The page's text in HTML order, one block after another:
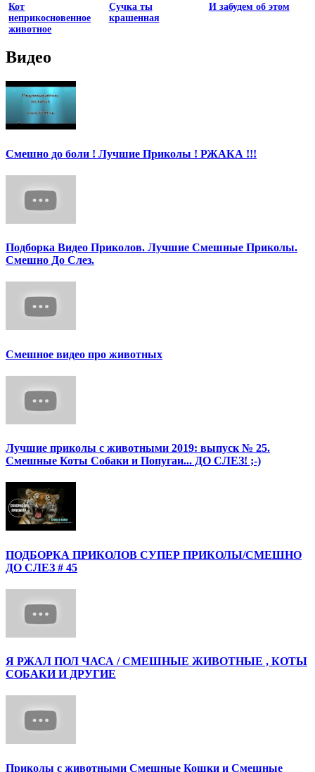
Кот
неприкосновенное
животное
Сучка ты
крашенная
И забудем об этом
Видео
Смешно до боли ! Лучшие Приколы ! РЖАКА !!!
Подборка Видео Приколов. Лучшие Смешные Приколы.
Смешно До Слез.
Смешное видео про животных
Лучшие приколы с животными 2019: выпуск № 25.
Смешные Коты Собаки и Попугаи... ДО СЛЕЗ! ;-)
ПОДБОРКА ПРИКОЛОВ СУПЕР ПРИКОЛЫ/СМЕШНО
ДО СЛЕЗ # 45
Я РЖАЛ ПОЛ ЧАСА / СМЕШНЫЕ ЖИВОТНЫЕ , КОТЫ
СОБАКИ И ДРУГИЕ
Приколы с животными Смешные Кошки и Смешные